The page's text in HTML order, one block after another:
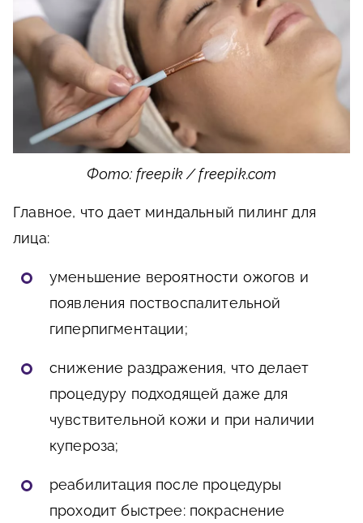
Фото: freepik / freepik.com
Главное, что дает миндальный пилинг для
лица:
уменьшение вероятности ожогов и
появления поствоспалительной
гиперпигментации;
снижение раздражения, что делает
процедуру подходящей даже для
чувствительной кожи и при наличии
купероза;
реабилитация после процедуры
проходит быстрее: покраснение